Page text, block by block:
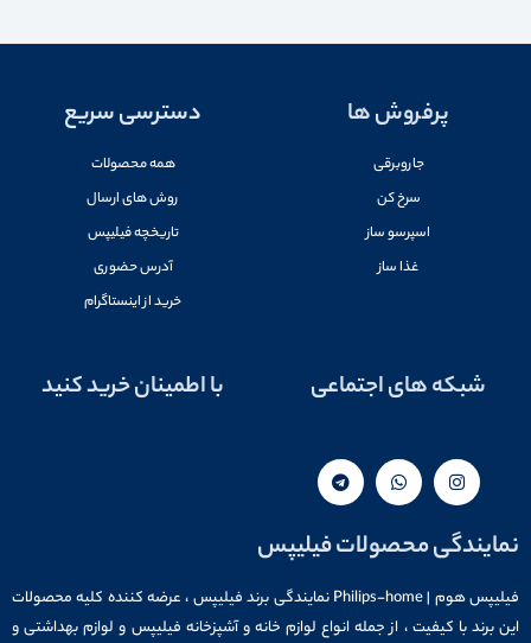
پرفروش ها
جاروبرقی
سرخ کن
اسپرسو ساز
غذا ساز
دسترسی سریع
همه محصولات
روش های ارسال
تاریخچه فیلیپس
آدرس حضوری
خرید از اینستاگرام
شبکه های اجتماعی با اطمینان خرید کنید
نمایندگی محصولات فیلیپس
فیلیپس هوم | Philips-home نمایندگی برند فیلیپس ، عرضه کننده کلیه محصولات
این برند با کیفیت ، از جمله انواع لوازم خانه و آشپزخانه فیلیپس و لوازم بهداشتی و